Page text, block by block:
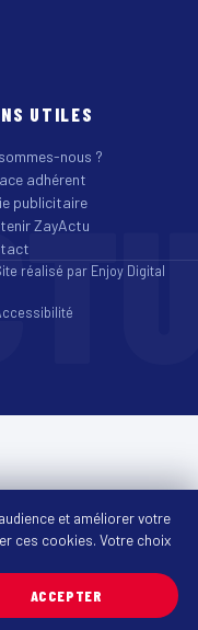
UTILES
nous ?
adhérent
publicitaire
ZayActu
réalisé par Enjoy Digital
et améliorer votre
ces cookies. Votre choix
ACCEPTER